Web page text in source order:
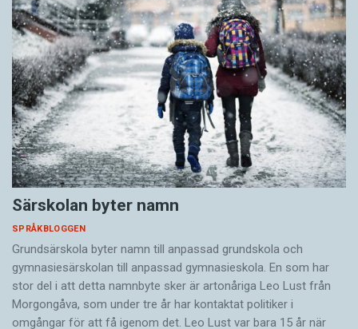
Särskolan byter namn
SPRÅKBLOGGEN
Grundsärskola byter namn till anpassad grundskola och
gymnasiesärskolan till anpassad gymnasieskola. En som har
stor del i att detta namnbyte sker är artonåriga Leo Lust från
Morgongåva, som under tre år har kontaktat politiker i
omgångar för att få igenom det. Leo Lust var bara 15 år när